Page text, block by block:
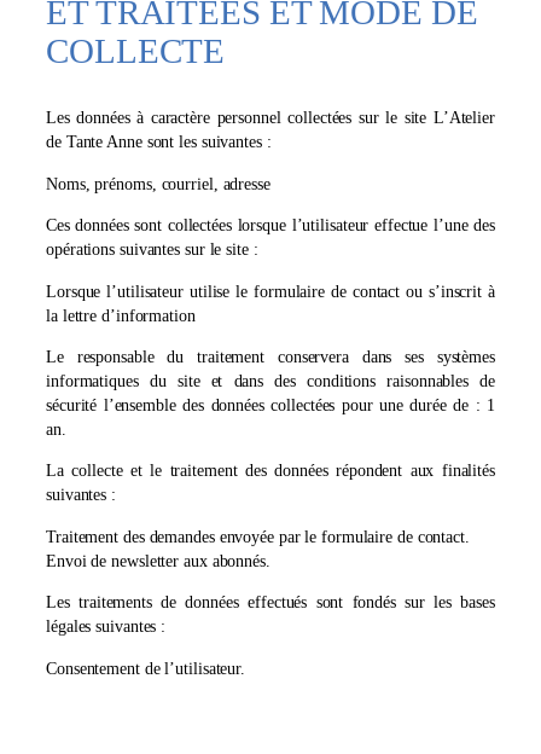
ET TRAITÉES ET MODE DE
COLLECTE
Les données à caractère personnel collectées sur le site L’Atelier
de Tante Anne sont les suivantes :
Noms, prénoms, courriel, adresse
Ces données sont collectées lorsque l’utilisateur effectue l’une des
opérations suivantes sur le site :
Lorsque l’utilisateur utilise le formulaire de contact ou s’inscrit à
la lettre d’information
Le responsable du traitement conservera dans ses systèmes
informatiques du site et dans des conditions raisonnables de
sécurité l’ensemble des données collectées pour une durée de : 1
an.
La collecte et le traitement des données répondent aux finalités
suivantes :
Traitement des demandes envoyée par le formulaire de contact.
Envoi de newsletter aux abonnés.
Les traitements de données effectués sont fondés sur les bases
légales suivantes :
Consentement de l’utilisateur.